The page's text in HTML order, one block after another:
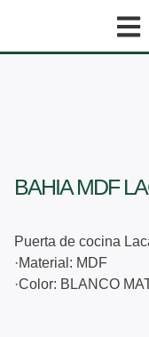
contenido
BAHIA MDF
Puerta de cocina
·Material: MDF
·Color: BLANCO